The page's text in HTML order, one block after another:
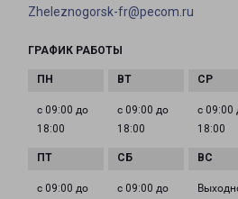
Zheleznogorsk-fr@pecom.ru
ГРАФИК РАБОТЫ
с 09:00 до
18:00
с 09:00 до
18:00
с 09:00
18:00
с 09:00 до
с 09:00 до